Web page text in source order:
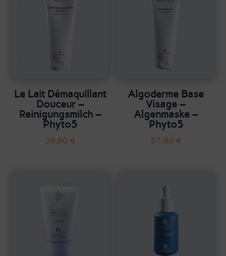
Le Lait Démaquillant
Douceur –
Reinigungsmilch –
Phyto5
39,80 €
Algoderme Base
Visage –
Algenmaske –
Phyto5
57,80 €